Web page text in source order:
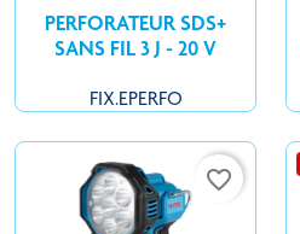
PERFORATEUR SDS+
SANS FIL 3 J - 20 V
FIX.EPERFO
favorite_border